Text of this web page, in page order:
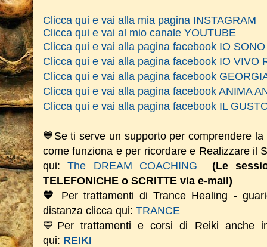
Clicca qui e vai alla mia pagina INSTAGRAM
Clicca qui e vai al mio canale YOUTUBE
Clicca qui e vai alla pagina facebook IO
Clicca qui e vai alla pagina facebook IO VIVO
Clicca qui e vai alla pagina facebook
Clicca qui e vai alla pagina facebook ANIMA
Clicca qui e vai alla pagina facebook IL
💙Se ti serve un supporto per comprendere la
come funziona e per ricordare e Realizzare il
qui:The DREAM COACHING
(Le
TELEFONICHE o SCRITTE via e-mail)
💙
Per trattamenti di Trance Healing -
distanza clicca qui: TRANCE
💙Per trattamenti e corsi di Reiki anche
qui: REIKI